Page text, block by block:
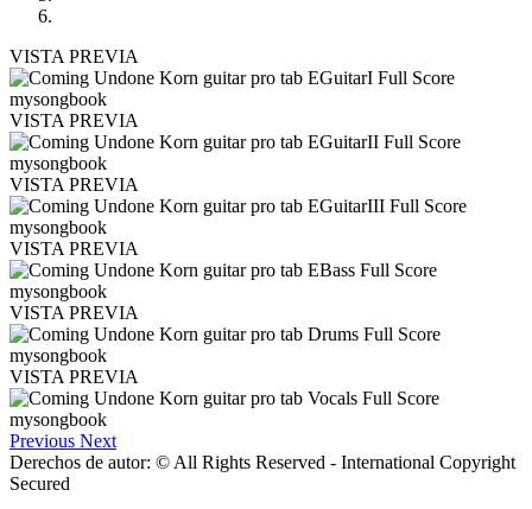
VISTA PREVIA
VISTA PREVIA
VISTA PREVIA
VISTA PREVIA
VISTA PREVIA
VISTA PREVIA
Previous Next
Derechos de autor: © All Rights Reserved - International Copyright
Secured